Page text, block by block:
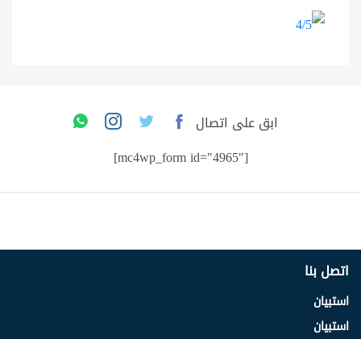
ابق على اتصال
[mc4wp_form id="4965"]
اتصل بنا
استبيان
استبيان